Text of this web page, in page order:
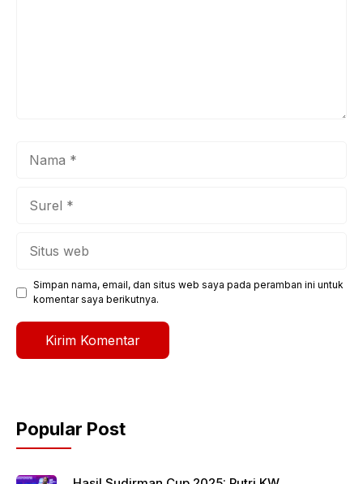
Simpan nama, email, dan situs web saya pada peramban ini untuk
komentar saya berikutnya.
Popular Post